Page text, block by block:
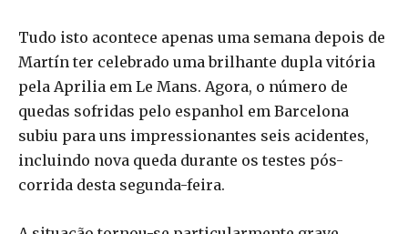
Tudo isto acontece apenas uma semana depois de
Martín ter celebrado uma brilhante dupla vitória
pela Aprilia em Le Mans. Agora, o número de
quedas sofridas pelo espanhol em Barcelona
subiu para uns impressionantes seis acidentes,
incluindo nova queda durante os testes pós-
corrida desta segunda-feira.